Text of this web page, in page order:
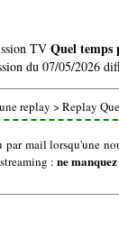
TVQuel temps
du 07/05/2026
replay >Replay
par mail lorsqu'une
: ne